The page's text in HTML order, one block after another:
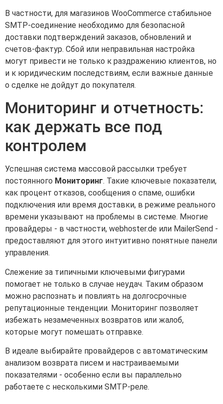
В частности, для магазинов WooCommerce стабильное
SMTP-соединение необходимо для безопасной
доставки подтверждений заказов, обновлений и
счетов-фактур. Сбой или неправильная настройка
могут привести не только к раздражению клиентов, но
и к юридическим последствиям, если важные данные
о сделке не дойдут до покупателя.
Мониторинг и отчетность:
как держать все под
контролем
Успешная система массовой рассылки требует
постоянного Мониторинг. Такие ключевые показатели,
как процент отказов, сообщения о спаме, ошибки
подключения или время доставки, в режиме реального
времени указывают на проблемы в системе. Многие
провайдеры - в частности, webhoster.de или MailerSend -
предоставляют для этого интуитивно понятные панели
управления.
Слежение за типичными ключевыми фигурами
помогает не только в случае неудач. Таким образом
можно распознать и повлиять на долгосрочные
репутационные тенденции. Мониторинг позволяет
избежать незамеченных возвратов или жалоб,
которые могут помешать отправке.
В идеале выбирайте провайдеров с автоматическим
анализом возврата писем и настраиваемыми
показателями - особенно если вы параллельно
работаете с несколькими SMTP-реле.